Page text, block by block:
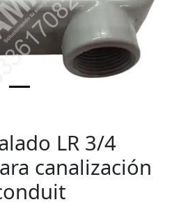
LR 3/4
canalización